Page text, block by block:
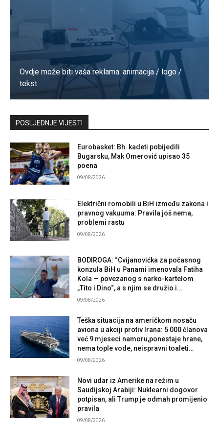
Ovdje može biti vaša reklama. animacija / logo /
tekst
Kontaktirajte nas
POSLJEDNJE VIJESTI
Eurobasket: Bh. kadeti pobijedili
Bugarsku, Mak Omerović upisao 35
poena
09/08/2026
Električni romobili u BiH između zakona i
pravnog vakuuma: Pravila još nema,
problemi rastu
09/08/2026
BODIROGA: “Cvijanovićka za počasnog
konzula BiH u Panami imenovala Fatiha
Kola — povezanog s narko-kartelom
„Tito i Dino“, a s njim se družio i...
09/08/2026
Teška situacija na američkom nosaču
aviona u akciji protiv Irana: 5 000 članova
već 9 mjeseci namoru,ponestaje hrane,
nema tople vode, neispravni toaleti…
09/08/2026
Novi udar iz Amerike na režim u
Saudijskoj Arabiji: Nuklearni dogovor
potpisan, ali Trump je odmah promijenio
pravila
09/08/2026